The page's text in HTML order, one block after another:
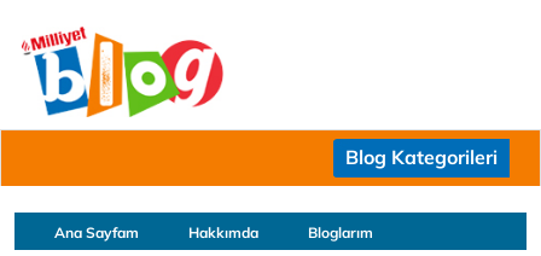
Blog Kategorileri
Ana Sayfam Hakkımda Bloglarım